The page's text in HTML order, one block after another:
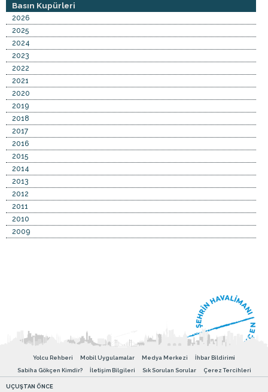
Basın Kupürleri
2026
2025
2024
2023
2022
2021
2020
2019
2018
2017
2016
2015
2014
2013
2012
2011
2010
2009
Yolcu Rehberi Mobil Uygulamalar Medya Merkezi
İhbar Bildirimi
Sabiha Gökçen Kimdir?
İletişim Bilgileri Sık Sorulan Sorular Çerez Tercihleri
UÇUŞTAN ÖNCE